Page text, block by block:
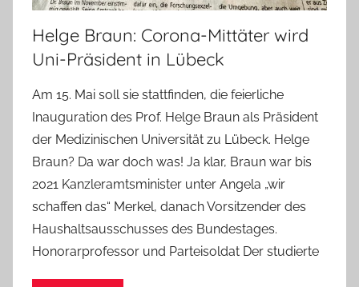
Helge Braun: Corona-Mittäter wird
Uni-Präsident in Lübeck
Am 15. Mai soll sie stattfinden, die feierliche
Inauguration des Prof. Helge Braun als Präsident
der Medizinischen Universität zu Lübeck. Helge
Braun? Da war doch was! Ja klar, Braun war bis
2021 Kanzleramtsminister unter Angela „wir
schaffen das“ Merkel, danach Vorsitzender des
Haushaltsausschusses des Bundestages.
Honorarprofessor und Parteisoldat Der studierte